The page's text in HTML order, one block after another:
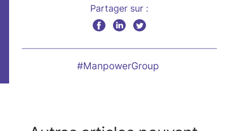
Partager sur :
#ManpowerGroup